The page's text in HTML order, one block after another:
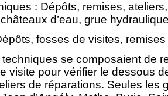
: Dépôts, remises,
d’eau, grue
fosses de visites,
se composaient de
visite pour vérifier le dessous
de réparations. Seules les